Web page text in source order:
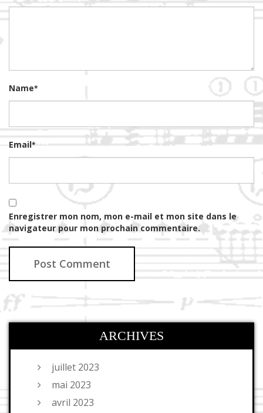
Name*
Email*
Enregistrer mon nom, mon e-mail et mon site dans le
navigateur pour mon prochain commentaire.
ARCHIVES
juillet 2023
mai 2023
avril 2023